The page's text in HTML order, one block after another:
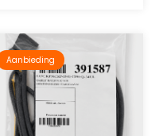
Aanbieding